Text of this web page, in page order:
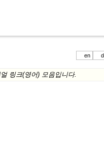
en
링크(영어) 모음입니다.